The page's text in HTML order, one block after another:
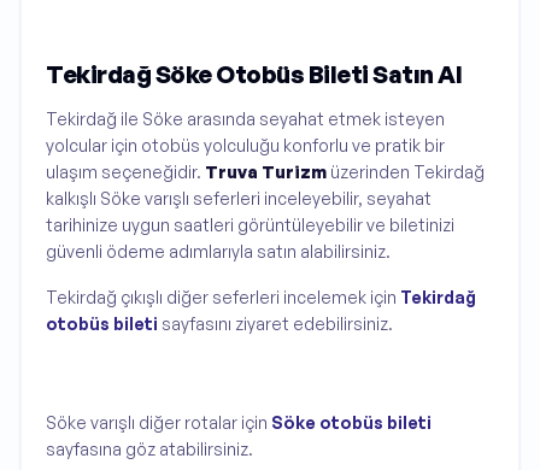
Tekirdağ Söke Otobüs Bileti Satın Al
Tekirdağ ile Söke arasında seyahat etmek isteyen
yolcular için otobüs yolculuğu konforlu ve pratik bir
ulaşım seçeneğidir. Truva Turizm üzerinden Tekirdağ
kalkışlı Söke varışlı seferleri inceleyebilir, seyahat
tarihinize uygun saatleri görüntüleyebilir ve biletinizi
güvenli ödeme adımlarıyla satın alabilirsiniz.
Tekirdağ çıkışlı diğer seferleri incelemek için Tekirdağ
otobüs bileti sayfasını ziyaret edebilirsiniz.
Söke varışlı diğer rotalar için Söke otobüs bileti
sayfasına göz atabilirsiniz.